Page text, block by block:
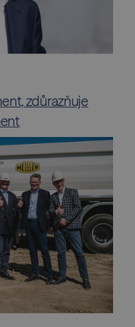
zdůrazňuje